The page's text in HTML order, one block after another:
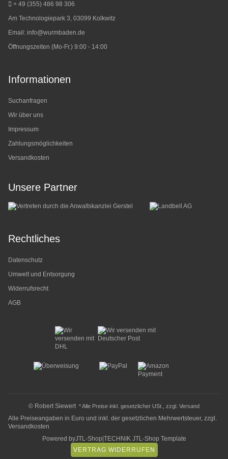
+ 49 (355) 486 98 306
Am Technologiepark 3, 03099 Kolkwitz
Email: info@wurmbaden.de
Öffnungszeiten (Mo-Fr.) 9:00 - 14:00
Informationen
Suchanfragen
Wir über uns
Impressum
Zahlungsmöglichkeiten
Versandkosten
Unsere Partner
Rechtliches
Datenschutz
Umwelt und Entsorgung
Widerrufsrecht
AGB
© Robert Siewert * Alle Preise inkl. gesetzlicher USt., zzgl. Versand
Alle Preiseangaben in Euro und inkl. der gesetzlichen Mehrwertsteuer, zzgl.
Versandkosten
Powered byJTL-Shop TECHNIK JTL-Shop Template
VERTRAG WIDERRUFEN